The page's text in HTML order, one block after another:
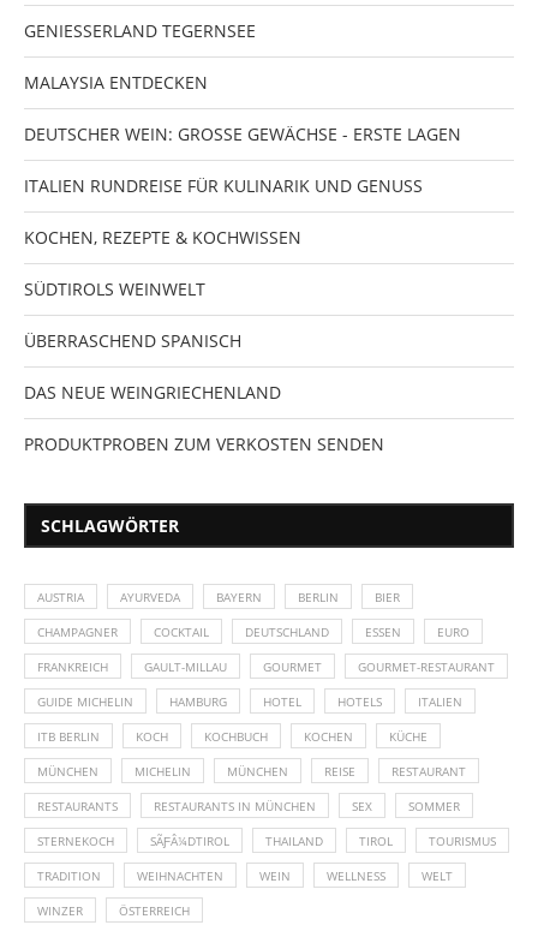
GENIESSERLAND TEGERNSEE
MALAYSIA ENTDECKEN
DEUTSCHER WEIN: GROSSE GEWÄCHSE - ERSTE LAGEN
ITALIEN RUNDREISE FÜR KULINARIK UND GENUSS
KOCHEN, REZEPTE & KOCHWISSEN
SÜDTIROLS WEINWELT
ÜBERRASCHEND SPANISCH
DAS NEUE WEINGRIECHENLAND
PRODUKTPROBEN ZUM VERKOSTEN SENDEN
SCHLAGWÖRTER
AUSTRIA AYURVEDA BAYERN BERLIN BIER
CHAMPAGNER COCKTAIL DEUTSCHLAND ESSEN EURO
FRANKREICH GAULT-MILLAU GOURMET GOURMET-RESTAURANT
GUIDE MICHELIN HAMBURG HOTEL HOTELS ITALIEN
ITB BERLIN KOCH KOCHBUCH KOCHEN KÜCHE
MÜNCHEN MICHELIN MÜNCHEN REISE RESTAURANT
RESTAURANTS RESTAURANTS IN MÜNCHEN SEX SOMMER
STERNEKOCH SÃƑÂ¼DTIROL THAILAND TIROL TOURISMUS
TRADITION WEIHNACHTEN WEIN WELLNESS WELT
WINZER ÖSTERREICH